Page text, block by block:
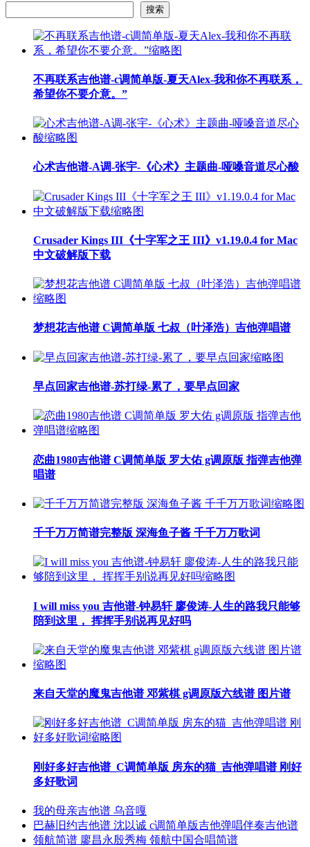
搜索
不再联系吉他谱-c调简单版-夏天Alex-我和你不再联系，
希望你不要介意。”
心术吉他谱-A调-张宇-《心术》主题曲-哑嗓音道尽心酸
Crusader Kings III《十字军之王 III》v1.19.0.4 for Mac
中文破解版下载
梦想花吉他谱 C调简单版 七叔（叶泽浩）吉他弹唱谱
早点回家吉他谱-苏打绿-累了，要早点回家
恋曲1980吉他谱 C调简单版 罗大佑 g调原版 指弹吉他弹
唱谱
千千万万简谱完整版 深海鱼子酱 千千万万歌词
I will miss you 吉他谱-钟易轩 廖俊涛-人生的路我只能够
陪到这里， 挥挥手别说再见好吗
来自天堂的魔鬼吉他谱 邓紫棋 g调原版六线谱 图片谱
刚好多好吉他谱_C调简单版 房东的猫_吉他弹唱谱 刚好
多好歌词
我的母亲吉他谱 乌音嘎
巴赫旧约吉他谱 沈以诚 c调简单版吉他弹唱伴奏吉他谱
领航简谱 廖昌永殷秀梅 领航中国合唱简谱